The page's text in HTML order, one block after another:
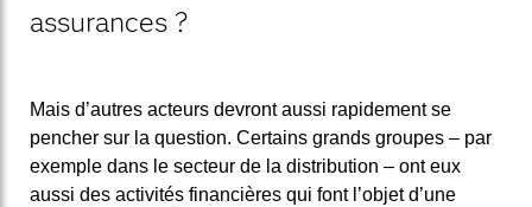
assurances ?
Mais d’autres acteurs devront aussi rapidement se
pencher sur la question. Certains grands groupes – par
exemple dans le secteur de la distribution – ont eux
aussi des activités financières qui font l’objet d’une